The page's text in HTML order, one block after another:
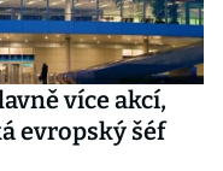
více akcí,
evropský šéf